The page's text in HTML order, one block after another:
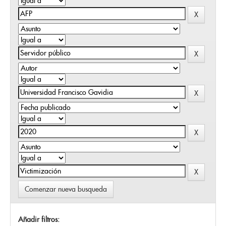
Comenzar nueva busqueda
Añadir filtros: